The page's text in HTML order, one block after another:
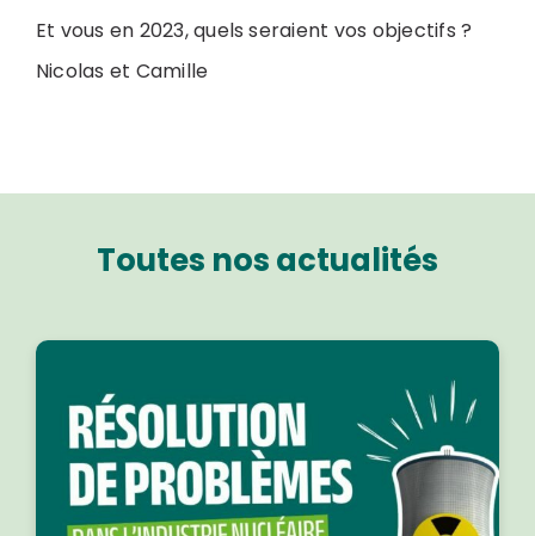
Et vous en 2023, quels seraient vos objectifs ?
Nicolas et Camille
Toutes nos actualités